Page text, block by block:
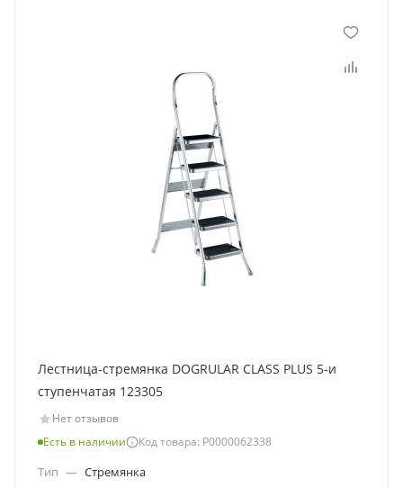
Лестница-стремянка DOGRULAR CLASS PLUS 5-и
ступенчатая 123305
Нет отзывов
Есть в наличии
Код товара: Р0000062338
Тип — Стремянка